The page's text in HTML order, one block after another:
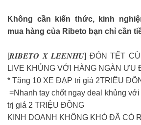
Không cần kiến thức, kinh
mua hàng của Ribeto bạn chỉ cần
[𝑹𝑰𝑩𝑬𝑻𝑶 𝑿 𝑳𝑬𝑬𝑵𝑯𝑼] ĐÓN TẾT
LIVE KHỦNG VỚI HÀNG NGÀN ƯU
* Tặng 10 XE ĐẠP trị giá 2TRIỆU
=Nhanh tay chốt ngay deal khủng
trị giá 2 TRIỆU ĐỒNG
KINH DOANH KHÔNG KHÓ ĐÃ CÓ